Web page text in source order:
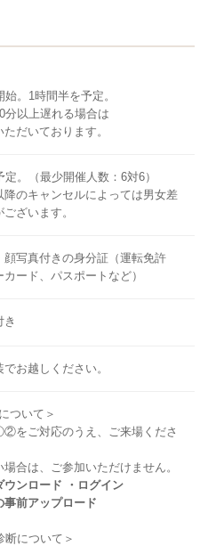
。1時間半を予定。
以上遅れる場合は
だいております。
。（最少開催人数：6対6）
のキャンセルによっては男女差
ざいます。
顔写真付きの身分証（運転免許
ード、パスポートなど）
き
お越しください。
ついて＞
をご対応のうえ、ご来場くださ
合は、ご参加いただけません。
ンロード ・ログイン
前アップロード
断について＞